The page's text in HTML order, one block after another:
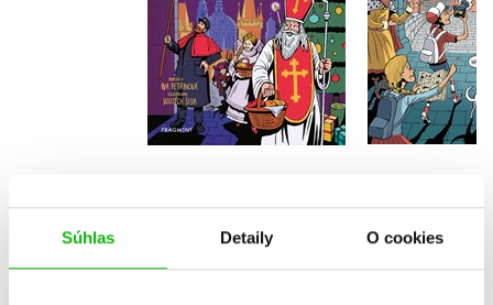
Súhlas Detaily O cookies
Do košíka
14,02 €
Do